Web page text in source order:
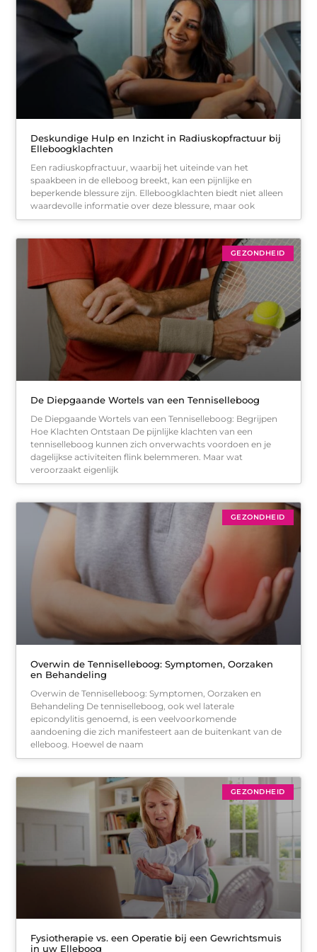
Deskundige Hulp en Inzicht in Radiuskopfractuur bij
Elleboogklachten
Een radiuskopfractuur, waarbij het uiteinde van het
spaakbeen in de elleboog breekt, kan een pijnlijke en
beperkende blessure zijn. Elleboogklachten biedt niet alleen
waardevolle informatie over deze blessure, maar ook
GEZONDHEID
De Diepgaande Wortels van een Tenniselleboog
De Diepgaande Wortels van een Tenniselleboog: Begrijpen
Hoe Klachten Ontstaan De pijnlijke klachten van een
tenniselleboog kunnen zich onverwachts voordoen en je
dagelijkse activiteiten flink belemmeren. Maar wat
veroorzaakt eigenlijk
GEZONDHEID
Overwin de Tenniselleboog: Symptomen, Oorzaken
en Behandeling
Overwin de Tenniselleboog: Symptomen, Oorzaken en
Behandeling De tenniselleboog, ook wel laterale
epicondylitis genoemd, is een veelvoorkomende
aandoening die zich manifesteert aan de buitenkant van de
elleboog. Hoewel de naam
GEZONDHEID
Fysiotherapie vs. een Operatie bij een Gewrichtsmuis
in uw Elleboog